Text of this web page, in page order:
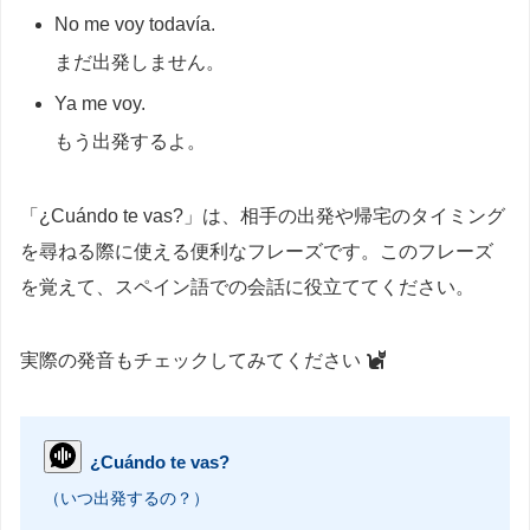
No me voy todavía.
まだ出発しません。
Ya me voy.
もう出発するよ。
「¿Cuándo te vas?」は、相手の出発や帰宅のタイミング
を尋ねる際に使える便利なフレーズです。このフレーズ
を覚えて、スペイン語での会話に役立ててください。
実際の発音もチェックしてみてください
¿Cuándo te vas?
（いつ出発するの？）